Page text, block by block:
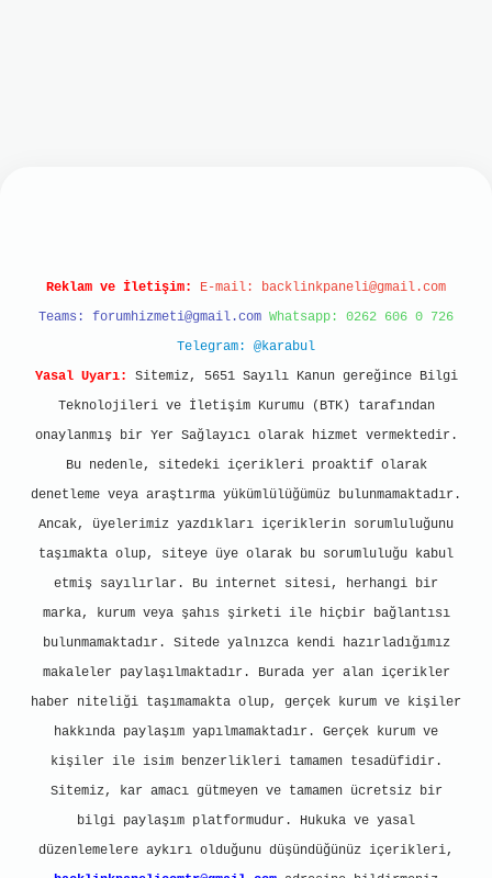
Reklam ve İletişim: E-mail: backlinkpaneli@gmail.com
Teams: forumhizmeti@gmail.com Whatsapp: 0262 606 0 726
Telegram: @karabul
Yasal Uyarı:
Sitemiz, 5651 Sayılı Kanun gereğince Bilgi
Teknolojileri ve İletişim Kurumu (BTK) tarafından
onaylanmış bir Yer Sağlayıcı olarak hizmet vermektedir.
Bu nedenle, sitedeki içerikleri proaktif olarak
denetleme veya araştırma yükümlülüğümüz bulunmamaktadır.
Ancak, üyelerimiz yazdıkları içeriklerin sorumluluğunu
taşımakta olup, siteye üye olarak bu sorumluluğu kabul
etmiş sayılırlar. Bu internet sitesi, herhangi bir
marka, kurum veya şahıs şirketi ile hiçbir bağlantısı
bulunmamaktadır. Sitede yalnızca kendi hazırladığımız
makaleler paylaşılmaktadır. Burada yer alan içerikler
haber niteliği taşımamakta olup, gerçek kurum ve kişiler
hakkında paylaşım yapılmamaktadır. Gerçek kurum ve
kişiler ile isim benzerlikleri tamamen tesadüfidir.
Sitemiz, kar amacı gütmeyen ve tamamen ücretsiz bir
bilgi paylaşım platformudur. Hukuka ve yasal
düzenlemelere aykırı olduğunu düşündüğünüz içerikleri,